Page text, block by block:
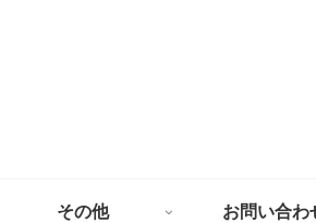
その他 お問い合わ